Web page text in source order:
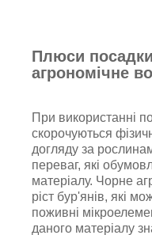
Плюси
агрономічне
При використанні
скорочуються
догляду за
переваг, які
матеріалу. Чорне
ріст бур'янів, які
поживні
даного матеріалу